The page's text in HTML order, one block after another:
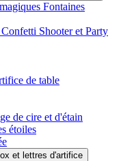
Fontaines
Confetti Shooter et Party
de table
de cire et d'étain
étoiles
et lettres d'artifice